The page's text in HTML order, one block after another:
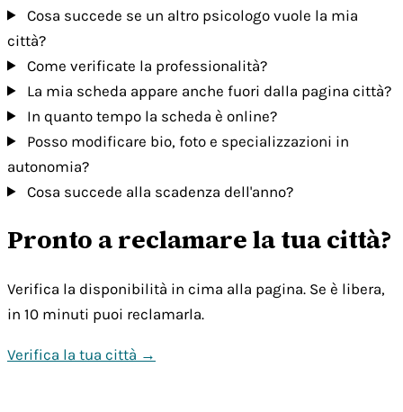
Cosa succede se un altro psicologo vuole la mia
città?
Come verificate la professionalità?
La mia scheda appare anche fuori dalla pagina città?
In quanto tempo la scheda è online?
Posso modificare bio, foto e specializzazioni in
autonomia?
Cosa succede alla scadenza dell'anno?
Pronto a reclamare la tua città?
Verifica la disponibilità in cima alla pagina. Se è libera,
in 10 minuti puoi reclamarla.
Verifica la tua città →